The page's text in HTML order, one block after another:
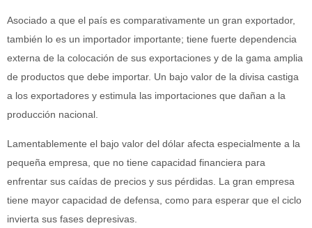
Asociado a que el país es comparativamente un gran exportador,
también lo es un importador importante; tiene fuerte dependencia
externa de la colocación de sus exportaciones y de la gama amplia
de productos que debe importar. Un bajo valor de la divisa castiga
a los exportadores y estimula las importaciones que dañan a la
producción nacional.
Lamentablemente el bajo valor del dólar afecta especialmente a la
pequeña empresa, que no tiene capacidad financiera para
enfrentar sus caídas de precios y sus pérdidas. La gran empresa
tiene mayor capacidad de defensa, como para esperar que el ciclo
invierta sus fases depresivas.